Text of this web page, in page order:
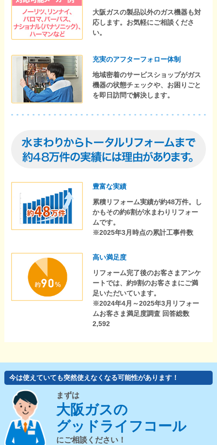
大阪ガスの製品以外のガス機器も対
応します。お気軽にご相談くださ
い。
充実のアフターフォロー体制
地域密着のサービスショップがガス
機器の状態チェックや、お困りごと
を即日訪問で解決します。
豊富な実績
累積リフォーム実績が約48万件。し
かもその約6割が水まわりリフォー
ムです。
※2025年3月時点の累計工事件数
高い満足度
リフォーム完了後のお客さまアンケ
ートでは、約9割のお客さまにご満
足いただいています。
※2024年4月～2025年3月リフォー
ムお客さま満足度調査 回答総数
2,592
今は使えていても突然使えなくなる可能性があります！
まずは
大阪ガスの
グッドライフコール
にご相談ください！